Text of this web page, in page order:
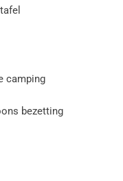
camping
bezetting